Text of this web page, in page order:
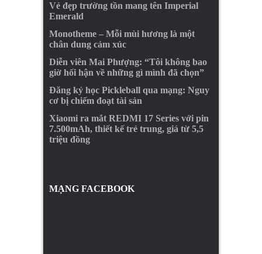
Vẻ đẹp trường tồn mang tên Imperial
Emerald
Monotheme – Mỗi mùi hương là một
chân dung cảm xúc
Diễn viên Mai Phượng: “Tôi không bao
giờ hối hận về những gì mình đã chọn”
Đăng ký học Pickleball qua mạng: Nguy
cơ bị chiếm đoạt tài sản
Xiaomi ra mắt REDMI 17 Series với pin
7.500mAh, thiết kế trẻ trung, giá từ 5,5
triệu đồng
MẠNG FACEBOOK